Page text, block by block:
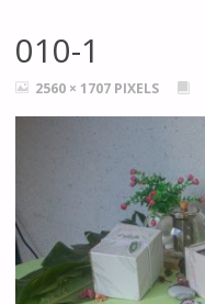
010-1
FULL2560 × 1707 PIXELS